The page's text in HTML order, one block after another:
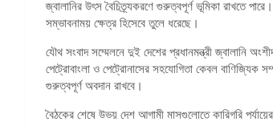
জ্বালানির উৎস বৈচিত্র্যকরণে গুরুত্বপূর্ণ ভূমিকা রাখতে
সম্ভাবনাময় ক্ষেত্র হিসেবে তুলে ধরেছে।
যৌথ সংবাদ সম্মেলনে দুই দেশের প্রধানমন্ত্রী জ্বালানি
পেট্রোবাংলা ও পেট্রোনাসের সহযোগিতা কেবল বাণিজ্যিক
গুরুত্বপূর্ণ অবদান রাখবে।
বৈঠকের শেষে উভয় দেশ আগামী মাসগুলোতে কারিগরি